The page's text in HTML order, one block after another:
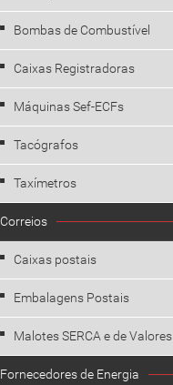
Bombas de Combustível
Caixas Registradoras
Máquinas Sef-ECFs
Tacógrafos
Taxímetros
Correios
Caixas postais
Embalagens Postais
Malotes SERCA e de Valores
Fornecedores de Energia